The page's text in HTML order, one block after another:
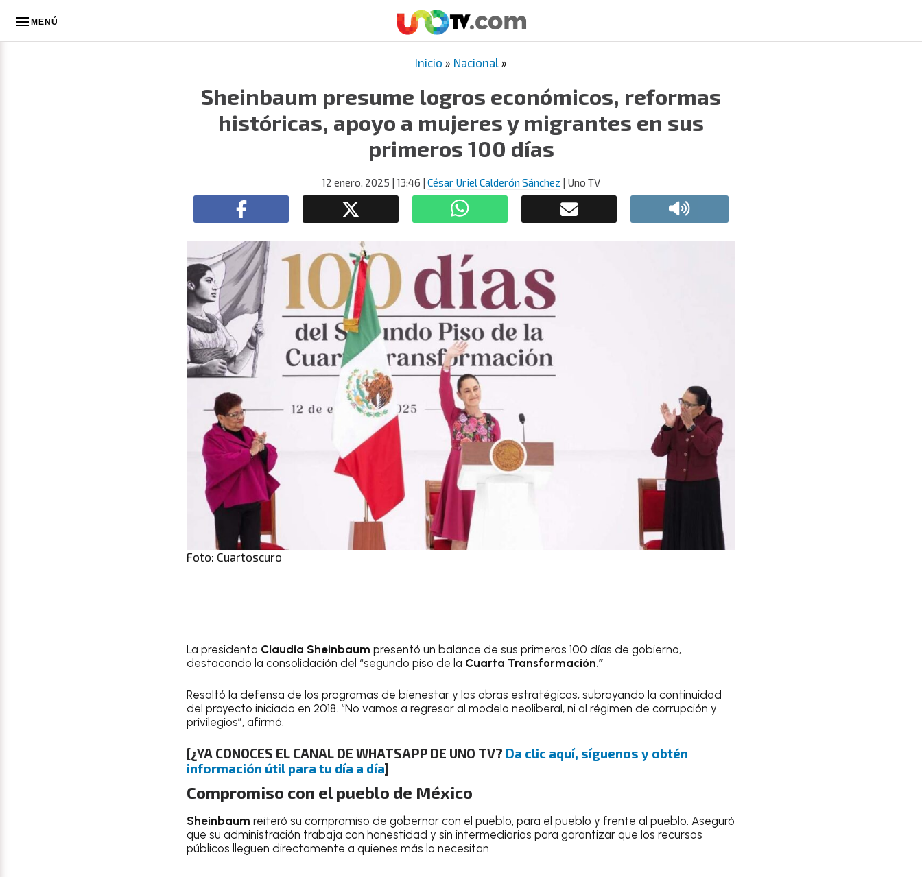
MENÚ
Inicio » Nacional »
Sheinbaum presume logros económicos, reformas
históricas, apoyo a mujeres y migrantes en sus
primeros 100 días
12 enero, 2025 | 13:46 | César Uriel Calderón Sánchez | Uno TV
Foto: Cuartoscuro
La presidenta Claudia Sheinbaum presentó un balance de sus primeros 100 días de gobierno,
destacando la consolidación del “segundo piso de la Cuarta Transformación.”
Resaltó la defensa de los programas de bienestar y las obras estratégicas, subrayando la continuidad
del proyecto iniciado en 2018. “No vamos a regresar al modelo neoliberal, ni al régimen de corrupción y
privilegios”, afirmó.
[¿YA CONOCES EL CANAL DE WHATSAPP DE UNO TV? Da clic aquí, síguenos y obtén
información útil para tu día a día]
Compromiso con el pueblo de México
Sheinbaum reiteró su compromiso de gobernar con el pueblo, para el pueblo y frente al pueblo. Aseguró
que su administración trabaja con honestidad y sin intermediarios para garantizar que los recursos
públicos lleguen directamente a quienes más lo necesitan.